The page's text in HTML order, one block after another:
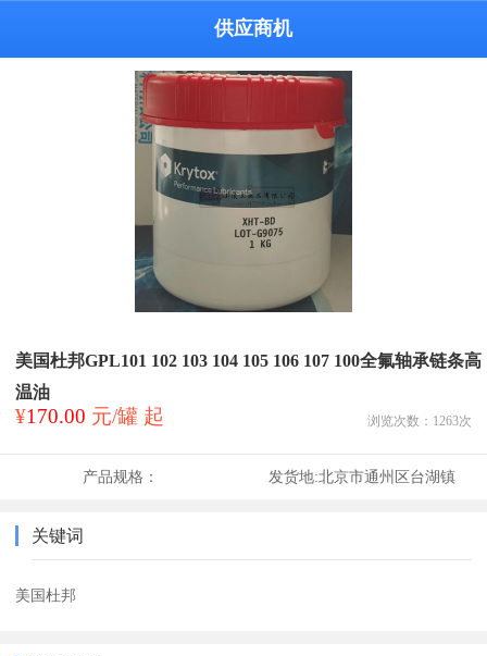
供应商机
美国杜邦GPL101 102 103 104 105 106 107 100全氟轴承链条高
温油
¥170.00 元/罐 起 浏览次数： 1263次
产品规格： 发货地:北京市通州区台湖镇
关键词
美国杜邦